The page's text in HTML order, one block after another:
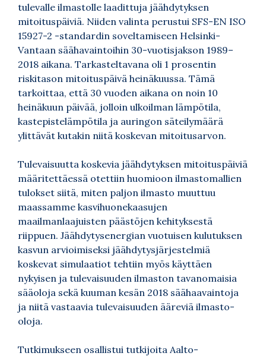
tulevalle ilmastolle laadittuja jäähdytyksen
mitoituspäiviä. Niiden valinta perustui SFS-EN ISO
15927-2 -standardin soveltamiseen Helsinki-
Vantaan säähavaintoihin 30-vuotisjakson 1989–
2018 aikana. Tarkasteltavana oli 1 prosentin
riskitason mitoituspäivä heinäkuussa. Tämä
tarkoittaa, että 30 vuoden aikana on noin 10
heinäkuun päivää, jolloin ulkoilman lämpötila,
kastepistelämpötila ja auringon säteilymäärä
ylittävät kutakin niitä koskevan mitoitusarvon.
Tulevaisuutta koskevia jäähdytyksen mitoituspäiviä
määritettäessä otettiin huomioon ilmastomallien
tulokset siitä, miten paljon ilmasto muuttuu
maassamme kasvihuonekaasujen
maailmanlaajuisten päästöjen kehityksestä
riippuen. Jäähdytysenergian vuotuisen kulutuksen
kasvun arvioimiseksi jäähdytysjärjestelmiä
koskevat simulaatiot tehtiin myös käyttäen
nykyisen ja tulevaisuuden ilmaston tavanomaisia
sääoloja sekä kuuman kesän 2018 säähaavaintoja
ja niitä vastaavia tulevaisuuden ääreviä ilmasto-
oloja.
Tutkimukseen osallistui tutkijoita Aalto-